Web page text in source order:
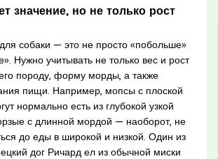
значение, но не только рост
собаки — это не просто «побольше»
Нужно учитывать не только вес и рост
породу, форму морды, а также
пищи. Например, мопсы с плоской
нормально есть из глубокой узкой
с длинной мордой — наоборот, не
до еды в широкой и низкой. Один из
дог Ричард ел из обычной миски